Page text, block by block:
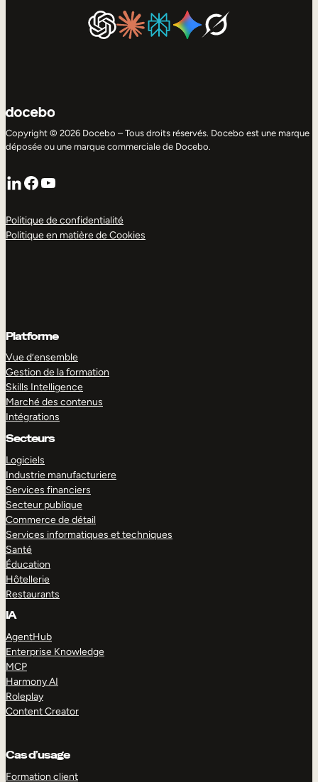
Copyright © 2026 Docebo – Tous droits réservés. Docebo est une marque
déposée ou une marque commerciale de Docebo.
LinkedIn
Facebook
YouTube
Politique de confidentialité
Politique en matière de Cookies
Platforme
Vue d’ensemble
Gestion de la formation
Skills Intelligence
Marché des contenus
Intégrations
Secteurs
Logiciels
Industrie manufacturiere
Services financiers
Secteur publique
Commerce de détail
Services informatiques et techniques
Santé
Éducation
Hôtellerie
Restaurants
IA
AgentHub
Enterprise Knowledge
MCP
Harmony AI
Roleplay
Content Creator
Cas d’usage
Formation client